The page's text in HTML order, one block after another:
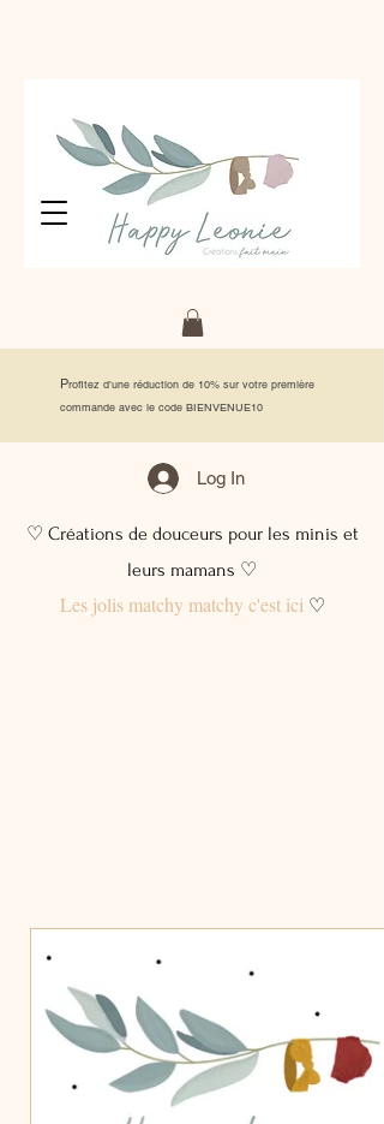
Profitez d'une réduction de 10% sur votre première
commande avec le code BIENVENUE10
Log In
♡ Créations de douceurs pour les minis et
leurs mamans ♡
Les jolis matchy matchy c'est ici♡